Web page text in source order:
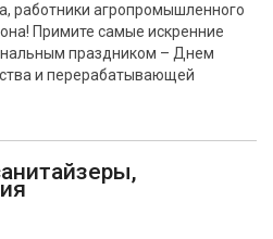
работники агропромышленного
Примите самые искренние
праздником – Днем
и перерабатывающей